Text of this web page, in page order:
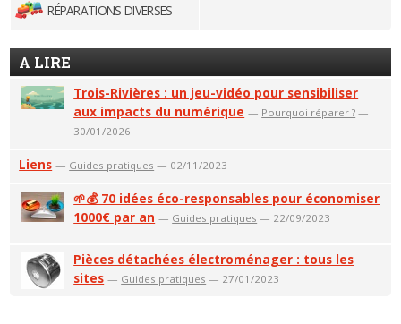
RÉPARATIONS DIVERSES
A LIRE
Trois-Rivières : un jeu-vidéo pour sensibiliser
aux impacts du numérique — Pourquoi réparer ? —
30/01/2026
Liens — Guides pratiques — 02/11/2023
🌱💰 70 idées éco-responsables pour économiser
1000€ par an — Guides pratiques — 22/09/2023
Pièces détachées électroménager : tous les
sites — Guides pratiques — 27/01/2023